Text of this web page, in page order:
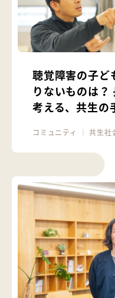
聴覚障害の子ど
りないものは
考える、共生の
コミュニティ ｜共生社